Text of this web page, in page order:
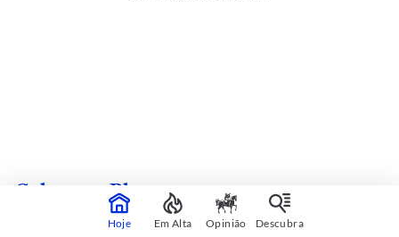
Colunas e Blogs
Hoje Em Alta Opinião Descubra